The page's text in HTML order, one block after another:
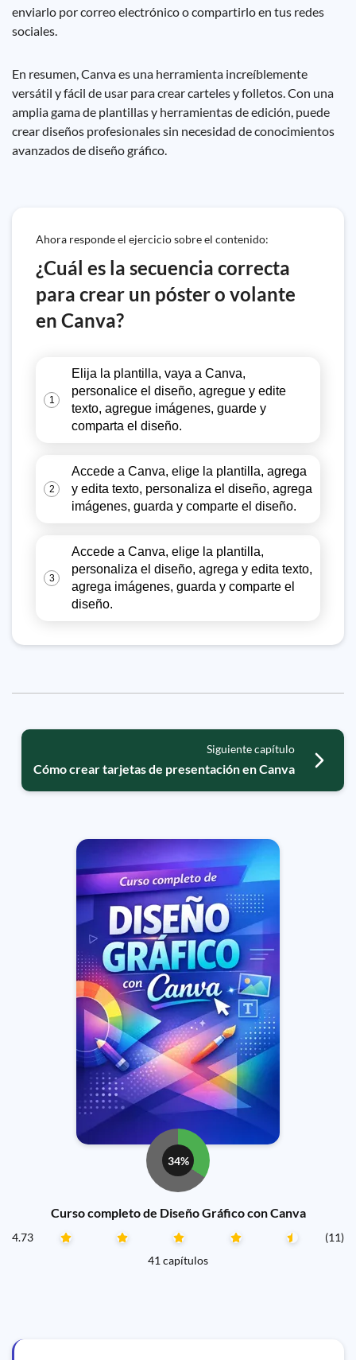
enviarlo por correo electrónico o compartirlo en tus redes
sociales.
En resumen, Canva es una herramienta increíblemente
versátil y fácil de usar para crear carteles y folletos. Con una
amplia gama de plantillas y herramientas de edición, puede
crear diseños profesionales sin necesidad de conocimientos
avanzados de diseño gráfico.
Ahora responde el ejercicio sobre el contenido:
¿Cuál es la secuencia correcta
para crear un póster o volante
en Canva?
1
Elija la plantilla, vaya a Canva,
personalice el diseño, agregue y edite
texto, agregue imágenes, guarde y
comparta el diseño.
2
Accede a Canva, elige la plantilla, agrega
y edita texto, personaliza el diseño, agrega
imágenes, guarda y comparte el diseño.
3
Accede a Canva, elige la plantilla,
personaliza el diseño, agrega y edita texto,
agrega imágenes, guarda y comparte el
diseño.
Siguiente capítulo
Cómo crear tarjetas de presentación en Canva
34%
Curso completo de Diseño Gráfico con Canva
4.73
(11)
41 capítulos